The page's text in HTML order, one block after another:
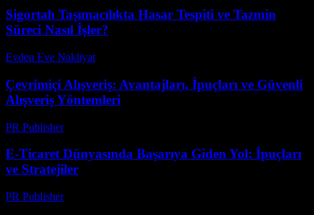
Sigortalı Taşımacılıkta Hasar Tespiti ve Tazmin
Süreci Nasıl İşler?
Evden Eve Nakliyat
Çevrimiçi Alışveriş: Avantajları, İpuçları ve Güvenli
Alışveriş Yöntemleri
PR Publisher-
E-Ticaret Dünyasında Başarıya Giden Yol: İpuçları
ve Stratejiler
PR Publisher-